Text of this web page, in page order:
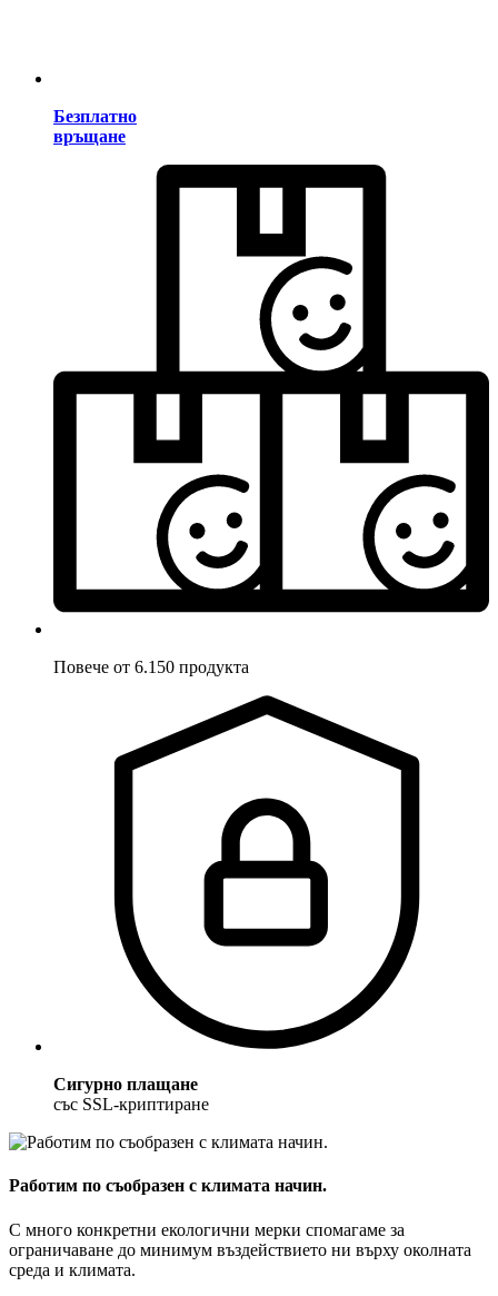
Безплатно
връщане
Повече от 6.150 продукта
Сигурно плащане
със SSL-криптиране
Работим по съобразен с климата начин.
С много конкретни екологични мерки спомагаме за
ограничаване до минимум въздействието ни върху околната
среда и климата.